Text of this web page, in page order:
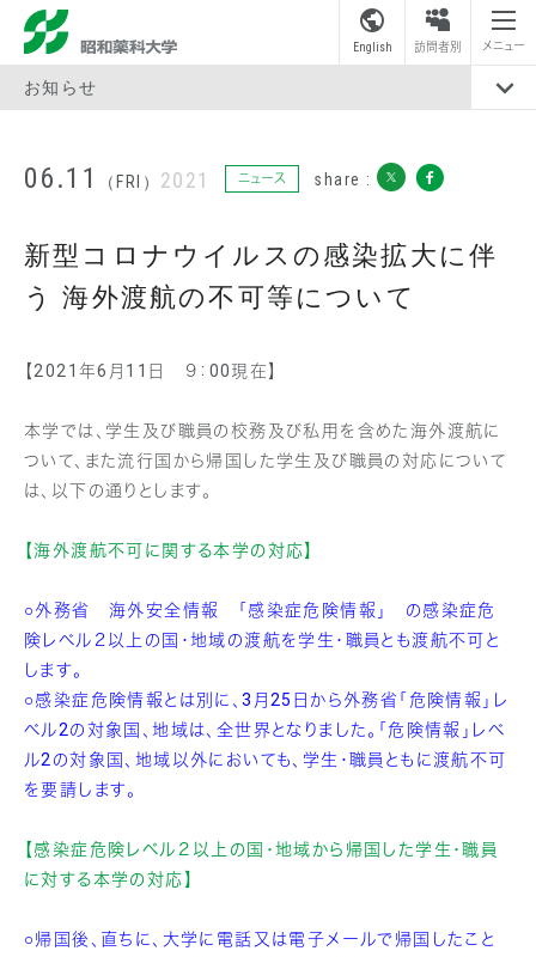
English 訪問者別 メニュー
06.11 （FRI） 2021 ニュース share :
新型コロナウイルスの感染拡大に伴
う 海外渡航の不可等について
【2021年6月11日 ９：00現在】
本学では、学生及び職員の校務及び私用を含めた海外渡航に
ついて、また流行国から帰国した学生及び職員の対応について
は、以下の通りとします。
【海外渡航不可に関する本学の対応】
○外務省 海外安全情報 「感染症危険情報」 の感染症危
険レベル２以上の国・地域の渡航を学生・職員とも渡航不可と
します。
○感染症危険情報とは別に、3月25日から外務省「危険情報」レ
ベル2の対象国、地域は、全世界となりました。「危険情報」レベ
ル2の対象国、地域以外においても、学生・職員ともに渡航不可
を要請します。
【感染症危険レベル２以上の国・地域から帰国した学生・職員
に対する本学の対応】
○帰国後、直ちに、大学に電話又は電子メールで帰国したこと
お知らせ